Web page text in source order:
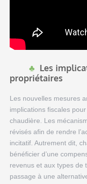
Les
propriétaires
Les nouvelles mesures
implications fiscales
chaudière. Les
révisés afin de rendre
incitatif. Autrement dit,
bénéficier d’une
revenus et aux types de
passage à une